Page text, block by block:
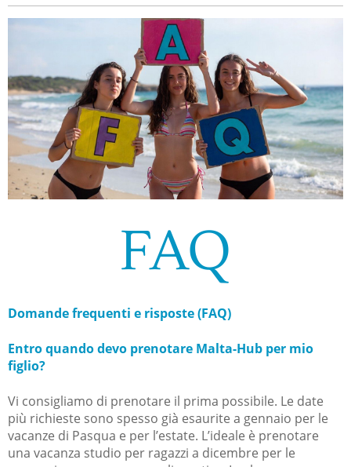
FAQ
Domande frequenti e risposte (FAQ)
Entro quando devo prenotare Malta-Hub per mio
figlio?
Vi consigliamo di prenotare il prima possibile. Le date
più richieste sono spesso già esaurite a gennaio per le
vacanze di Pasqua e per l’estate. L’ideale è prenotare
una vacanza studio per ragazzi a dicembre per le